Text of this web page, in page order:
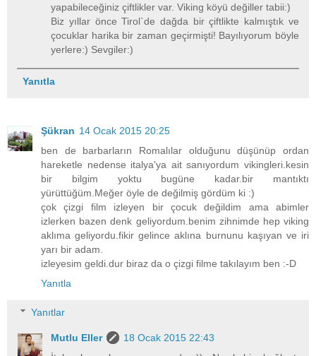
yapabileceğiniz çiftlikler var. Viking köyü değiller tabii:)
Biz yıllar önce Tirol`de dağda bir çiftlikte kalmıştık ve
çocuklar harika bir zaman geçirmişti! Bayılıyorum böyle
yerlere:) Sevgiler:)
Yanıtla
Şükran 14 Ocak 2015 20:25
ben de barbarların Romalılar olduğunu düşünüp ordan
hareketle nedense italya'ya ait sanıyordum vikingleri.kesin
bir bilgim yoktu bugüne kadar.bir mantıktı
yürüttüğüm.Meğer öyle de değilmiş gördüm ki :)
çok çizgi film izleyen bir çocuk değildim ama abimler
izlerken bazen denk geliyordum.benim zihnimde hep viking
aklıma geliyordu.fikir gelince aklına burnunu kaşıyan ve iri
yarı bir adam.
izleyesim geldi.dur biraz da o çizgi filme takılayım ben :-D
Yanıtla
Yanıtlar
Mutlu Eller
18 Ocak 2015 22:43